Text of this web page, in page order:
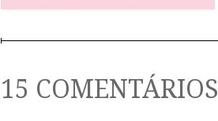
15 COMENTÁRIOS